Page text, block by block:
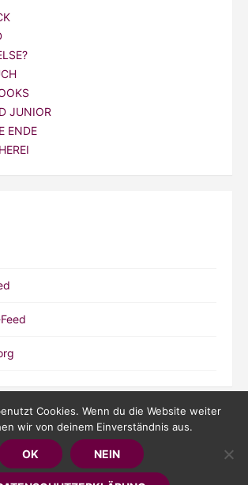
JUNIOR
ENDE
© 2026 Kathrineverdeen
Cookies. Wenn du die Website weiter
wir von deinem Einverständnis aus.
OK NEIN